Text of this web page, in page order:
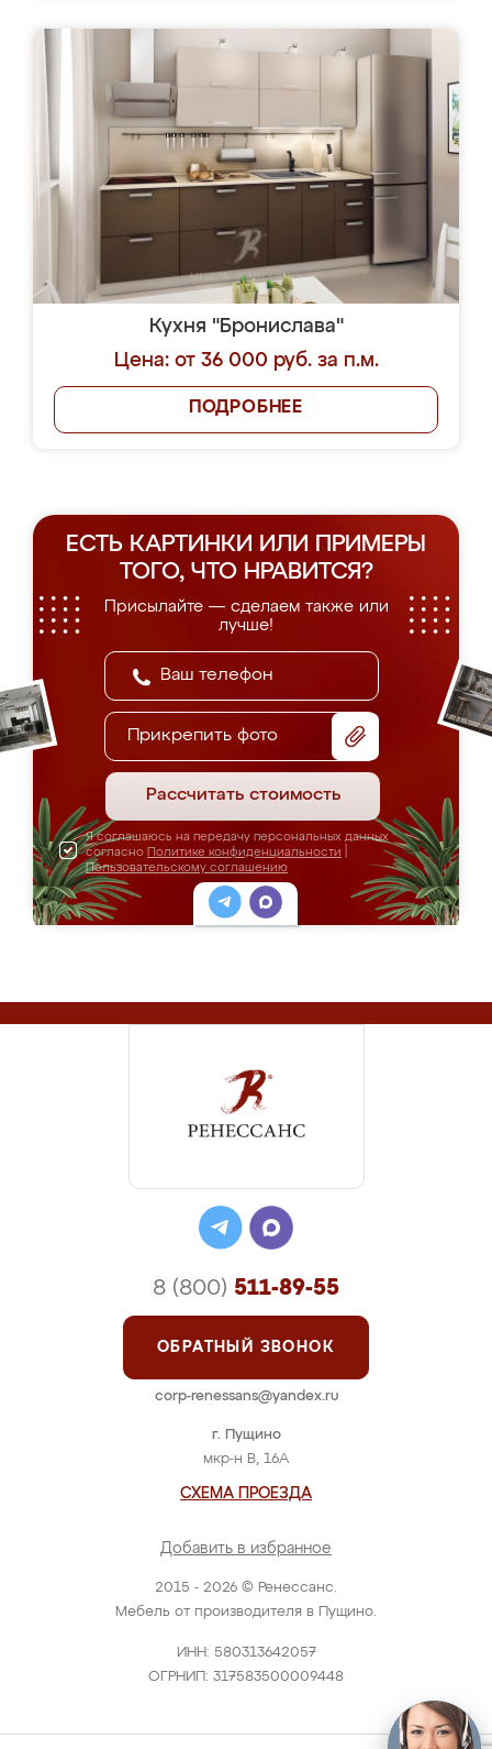
Кухня "Бронислава"
Цена: от 36 000 руб. за п.м.
ПОДРОБНЕЕ
ЕСТЬ КАРТИНКИ ИЛИ ПРИМЕРЫ
ТОГО, ЧТО НРАВИТСЯ?
Присылайте — сделаем также или
лучше!
Прикрепить фото
Рассчитать стоимость
Я соглашаюсь на передачу персональных данных
согласно Политике конфиденциальности
Пользовательскому соглашению
2015 - 2026 © Ренессанс.
Мебель от производителя в Пущино.
ИНН: 580313642057
ОГРНИП: 317583500009448
г. Пущино
мкр-н В, 16А
СХЕМА ПРОЕЗДА
Добавить в избранное
8 (800) 511-89-55
ОБРАТНЫЙ ЗВОНОК
corp-renessans@yandex.ru